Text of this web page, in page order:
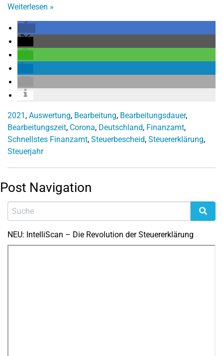
Weiterlesen »
2021 , Auswertung, Bearbeitung, Bearbeitungsdauer,
Bearbeitungszeit, Corona, Deutschland, Finanzamt,
Schnellstes Finanzamt, Steuerbescheid, Steuererklärung,
Steuerjahr
Post Navigation
NEU: IntelliScan – Die Revolution der Steuererklärung